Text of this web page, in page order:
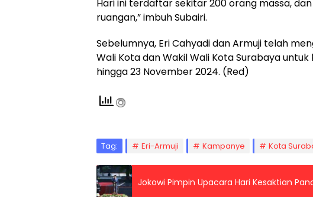
Hari ini terdaftar sekitar 200 orang massa,
ruangan,” imbuh Subairi.
Sebelumnya, Eri Cahyadi dan Armuji telah
Wali Kota dan Wakil Wali Kota Surabaya
hingga 23 November 2024. (Red)
Tag: Eri-Armuji Kampanye Kota
Jokowi Pimpin Upacara Hari Kesaktian